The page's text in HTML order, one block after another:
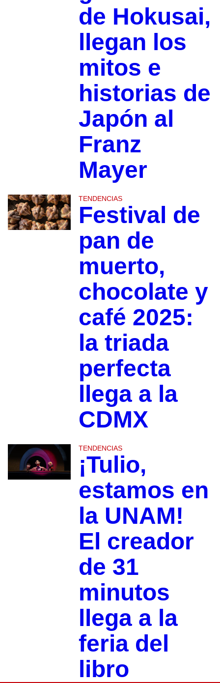
de Hokusai,
llegan los
mitos e
historias de
Japón al
Franz
Mayer
TENDENCIAS
Festival de
pan de
muerto,
chocolate y
café 2025:
la triada
perfecta
llega a la
CDMX
TENDENCIAS
¡Tulio,
estamos en
la UNAM!
El creador
de 31
minutos
llega a la
feria del
libro